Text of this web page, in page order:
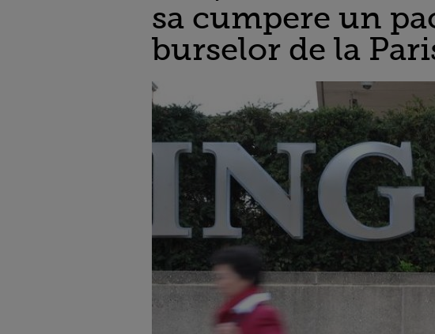
sa cumpere un
burselor de la